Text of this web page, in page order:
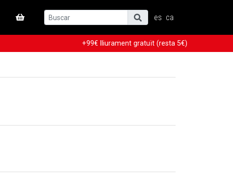
es ca
+99€ lliurament gratuït (resta 5€)